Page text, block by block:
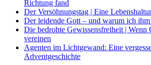
Richtung fand
Der Versöhnungstag | Eine
Der leidende Gott – und warum ich
Die bedrohte Gewissensfreiheit | Wenn
vereinen
Agenten im Lichtgewand: Eine
Adventgeschichte